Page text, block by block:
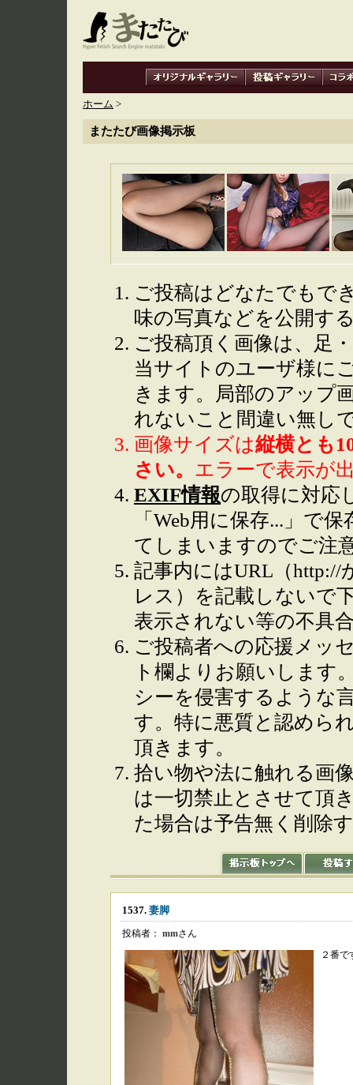
ホーム >
またたび画像掲示板
ご投稿はどなたでもで
味の写真などを公開す
ご投稿頂く画像は、足
当サイトのユーザ様に
きます。局部のアップ
れないこと間違い無し
画像サイズは縦横とも
さい。 エラーで表示が
EXIF情報の取得に対応
「Web用に保存...」で
てしまいますのでご注
記事内にはURL（
レス）を記載しないで
表示されない等の不具
ご投稿者への応援メッ
ト欄よりお願いします
シーを侵害するような
す。特に悪質と認めら
頂きます。
拾い物や法に触れる画
は一切禁止とさせて頂
た場合は予告無く削除
1537. 妻脚
投稿者： mmさん
２番で